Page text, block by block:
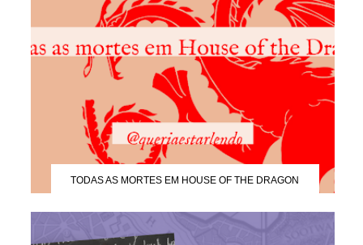
TODAS AS MORTES EM HOUSE OF THE DRAGON